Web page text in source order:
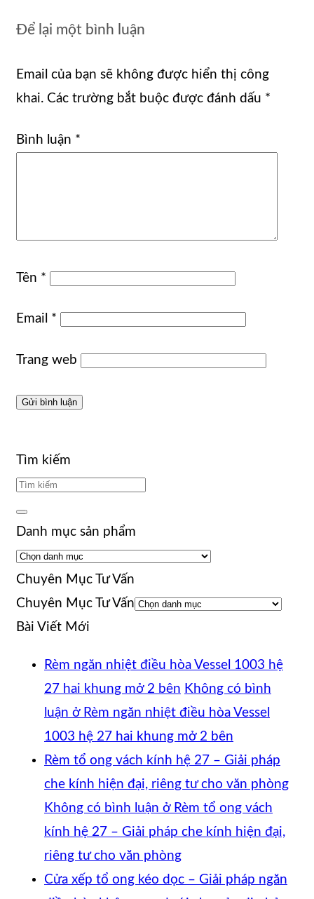
Để lại một bình luận
Email của bạn sẽ không được hiển thị công
khai. Các trường bắt buộc được đánh dấu *
Bình luận *
Tên *
Email *
Trang web
Tìm kiếm
Danh mục sản phẩm
Chuyên Mục Tư Vấn
Chuyên Mục Tư Vấn
Bài Viết Mới
Rèm ngăn nhiệt điều hòa Vessel 1003 hệ
27 hai khung mở 2 bên Không có bình
luận ở Rèm ngăn nhiệt điều hòa Vessel
1003 hệ 27 hai khung mở 2 bên
Rèm tổ ong vách kính hệ 27 – Giải pháp
che kính hiện đại, riêng tư cho văn phòng
Không có bình luận ở Rèm tổ ong vách
kính hệ 27 – Giải pháp che kính hiện đại,
riêng tư cho văn phòng
Cửa xếp tổ ong kéo dọc – Giải pháp ngăn